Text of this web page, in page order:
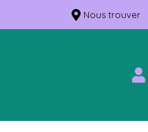
Nous trouver